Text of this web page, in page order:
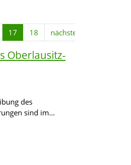
17 18 nächste
Oberlausitz-
des
sind im…